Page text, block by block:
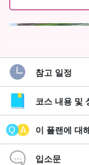
참고 일정
코스 내용 및
이 플랜에 대
입소문